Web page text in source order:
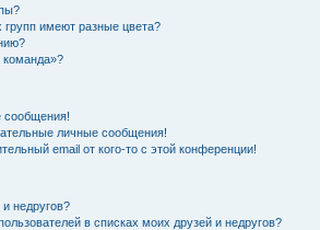
имеют разные цвета?
сообщения!
личные сообщения!
email от кого-то с этой конференции!
недругов?
в списках моих друзей и недругов?